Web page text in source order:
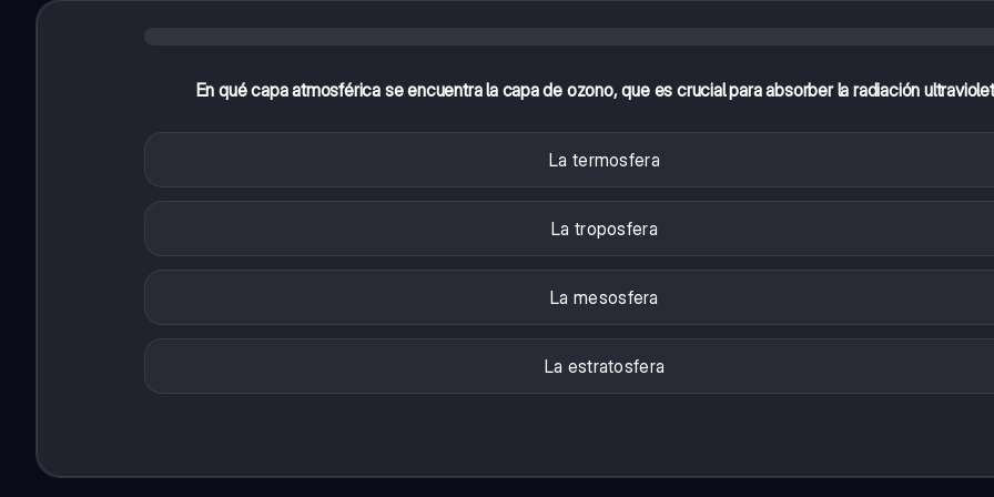
En qué capa atmosférica se encuentra la capa de ozono, que es crucial para absorber la radiación
La termosfera
La troposfera
La mesosfera
La estratosfera